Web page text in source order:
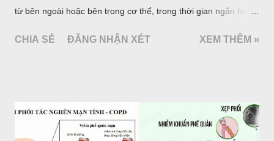
từ bên ngoài hoặc bên trong cơ thể, trong thời gian ngắn hoặc
tật nhưng cũng còn là triệu chứng tồn lưu trong và sau quá
nghiệm cảm giác và cảm xúc khó chịu kết hợp với một tổn
thương của mô hiện tại hoặc sẽ xảy ra, hoặc được mô tả bằng
CHIA SẺ ĐĂNG NHẬN XÉT XEM THÊM »